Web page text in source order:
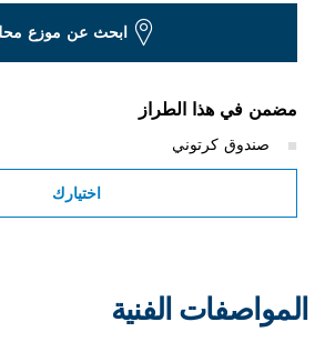
ابحث عن موزع محلي
مضمن في هذا الطراز
صندوق كرتوني
اختيارك
المواصفات الفنية